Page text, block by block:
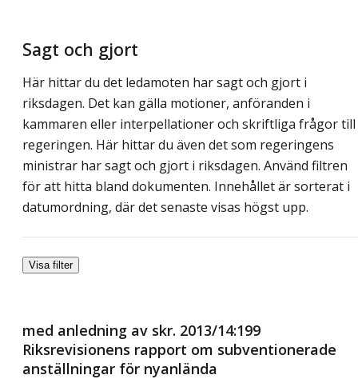
Sagt och gjort
Här hittar du det ledamoten har sagt och gjort i
riksdagen. Det kan gälla motioner, anföranden i
kammaren eller interpellationer och skriftliga frågor till
regeringen. Här hittar du även det som regeringens
ministrar har sagt och gjort i riksdagen. Använd filtren
för att hitta bland dokumenten. Innehållet är sorterat i
datumordning, där det senaste visas högst upp.
Visa filter
med anledning av skr. 2013/14:199
Riksrevisionens rapport om subventionerade
anställningar för nyanlända